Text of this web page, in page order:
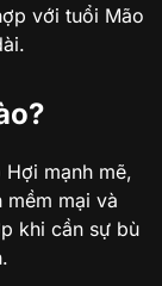
với tuổi Mão
mạnh mẽ,
mại và
khi cần sự bù